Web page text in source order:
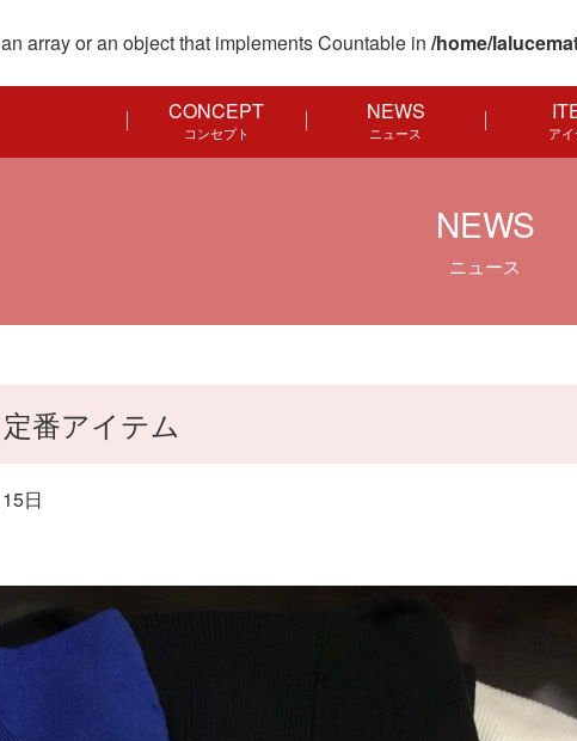
array or an object that implements Countable in /home/
CONCEPT
コンセプト
NEWS
ニュース ア
NEWS
ニュース
番アイテム
日